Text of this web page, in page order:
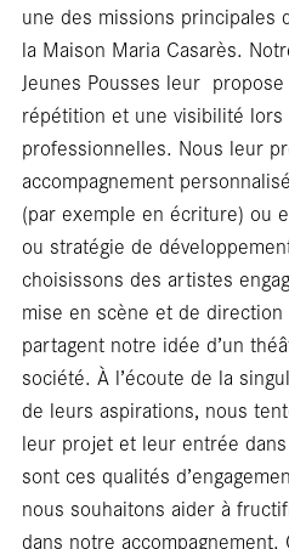
une des missions principales
la Maison Maria Casarès.
Jeunes Pousses leur
répétition et une visibilité
professionnelles. Nous leur
accompagnement
(par exemple en écriture) ou
ou stratégie de
choisissons des artistes
mise en scène et de
partagent notre idée d’un
société. À l’écoute de la
de leurs aspirations, nous
leur projet et leur entrée
sont ces qualités
nous souhaitons aider à
dans notre